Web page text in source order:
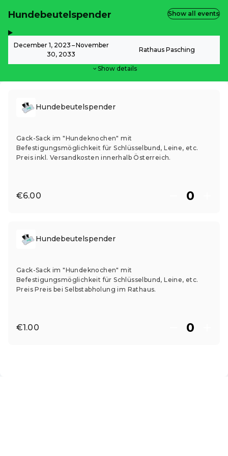
Hundebeutelspender
December 1, 2023 – November
30, 2033
Rathaus Pasching
Show details
Show all events
Hundebeutelspender
Gack-Sack im "Hundeknochen" mit
Befestigungsmöglichkeit für Schlüsselbund, Leine, etc.
Preis inkl. Versandkosten innerhalb Österreich.
€6.00
Hundebeutelspender
Gack-Sack im "Hundeknochen" mit
Befestigungsmöglichkeit für Schlüsselbund, Leine, etc.
Preis Preis bei Selbstabholung im Rathaus.
€1.00